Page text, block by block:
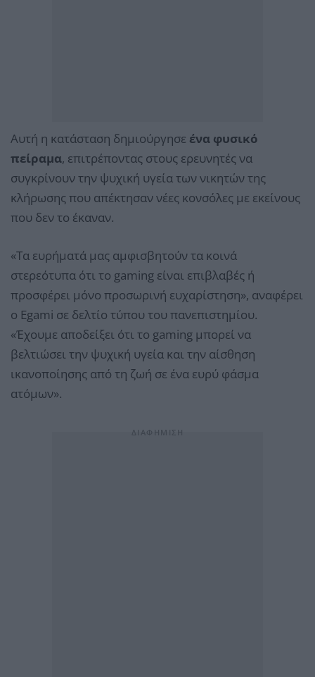
Αυτή η κατάσταση δημιούργησε ένα φυσικό
πείραμα, επιτρέποντας στους ερευνητές να
συγκρίνουν την ψυχική υγεία των νικητών της
κλήρωσης που απέκτησαν νέες κονσόλες με εκείνους
που δεν το έκαναν.
«Τα ευρήματά μας αμφισβητούν τα κοινά
στερεότυπα ότι το gaming είναι επιβλαβές ή
προσφέρει μόνο προσωρινή ευχαρίστηση», αναφέρει
ο Egami σε δελτίο τύπου του πανεπιστημίου.
«Έχουμε αποδείξει ότι το gaming μπορεί να
βελτιώσει την ψυχική υγεία και την αίσθηση
ικανοποίησης από τη ζωή σε ένα ευρύ φάσμα
ατόμων».